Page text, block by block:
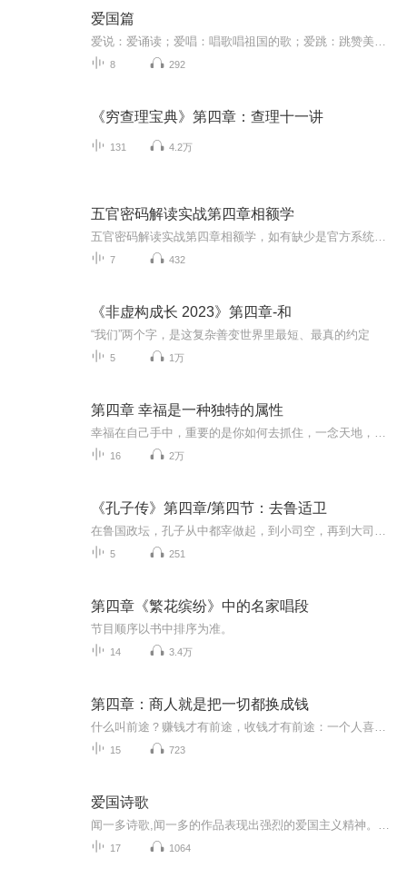
爱国篇
8 292
《穷查理宝典》第四章：查理十一讲
131 4.2万
五官密码解读实战第四章相额学
7 432
《非虚构成长 2023》第四章-和
“我们”两个字，是这复杂善变世界里最短、最真的约定
5 1万
第四章 幸福是一种独特的属性
16 2万
《孔子传》第四章/第四节：去鲁适卫
5 251
第四章《繁花缤纷》中的名家唱段
节目顺序以书中排序为准。
14 3.4万
第四章：商人就是把一切都换成钱
15 723
爱国诗歌
17 1064